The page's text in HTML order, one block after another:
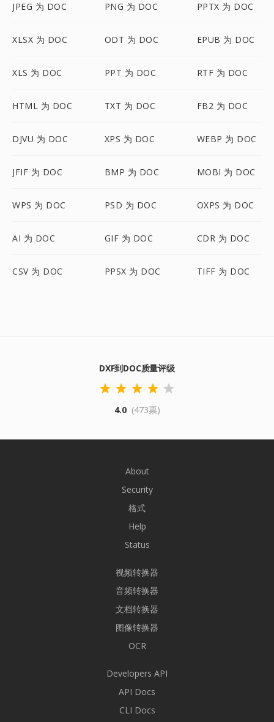
JPEG 为 DOC PNG 为 DOC PPTX 为 DOC
XLSX 为 DOC ODT 为 DOC EPUB 为 DOC
XLS 为 DOC PPT 为 DOC RTF 为 DOC
HTML 为 DOC TXT 为 DOC FB2 为 DOC
DJVU 为 DOC XPS 为 DOC WEBP 为 DOC
JFIF 为 DOC BMP 为 DOC MOBI 为 DOC
WPS 为 DOC PSD 为 DOC OXPS 为 DOC
AI 为 DOC GIF 为 DOC CDR 为 DOC
CSV 为 DOC PPSX 为 DOC TIFF 为 DOC
DXF到DOC质量评级
4.0 (473票)
About
Security
格式
Help
Status
视频转换器
音频转换器
文档转换器
图像转换器
OCR
Developers API
API Docs
CLI Docs